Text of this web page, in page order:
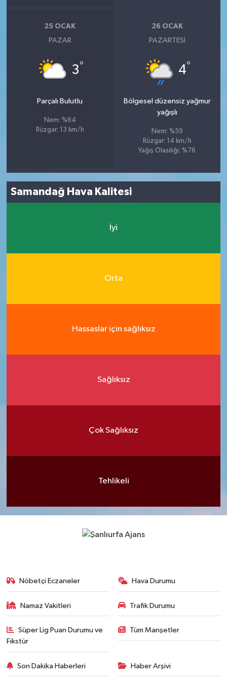
25 OCAK
PAZAR
3°
Parçalı Bulutlu
Nem: %64
Rüzgar: 13 km/h
26 OCAK
PAZARTESI
4°
Bölgesel düzensiz yağmur
yağışlı
Nem: %59
Rüzgar: 14 km/h
Yağış Olasılığı: %76
Samandağ Hava Kalitesi
İyi
Orta
Hassaslar için sağlıksız
Sağlıksız
Çok Sağlıksız
Tehlikeli
Nöbetçi Eczaneler Hava Durumu
Namaz Vakitleri Trafik Durumu
Süper Lig Puan Durumu ve
Fikstür
Tüm Manşetler
Son Dakika Haberleri Haber Arşivi